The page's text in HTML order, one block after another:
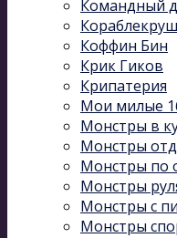
Командный
Коффин Бин
Крик Гиков
Крипатерия
Мои милые
Монстры в
Монстры
Монстры по
Монстры
Монстры с
Монстры